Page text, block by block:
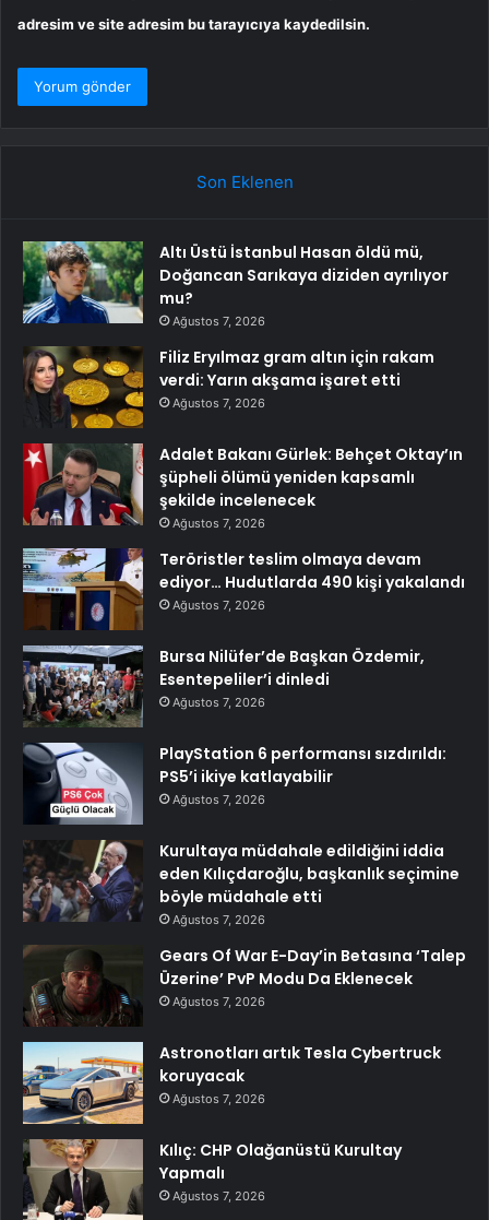
adresim ve site adresim bu tarayıcıya kaydedilsin.
Son Eklenen
Altı Üstü İstanbul Hasan öldü mü,
Doğancan Sarıkaya diziden ayrılıyor
mu?
Ağustos 7, 2026
Filiz Eryılmaz gram altın için rakam
verdi: Yarın akşama işaret etti
Ağustos 7, 2026
Adalet Bakanı Gürlek: Behçet Oktay’ın
şüpheli ölümü yeniden kapsamlı
şekilde incelenecek
Ağustos 7, 2026
Teröristler teslim olmaya devam
ediyor… Hudutlarda 490 kişi yakalandı
Ağustos 7, 2026
Bursa Nilüfer’de Başkan Özdemir,
Esentepeliler’i dinledi
Ağustos 7, 2026
PlayStation 6 performansı sızdırıldı:
PS5’i ikiye katlayabilir
Ağustos 7, 2026
Kurultaya müdahale edildiğini iddia
eden Kılıçdaroğlu, başkanlık seçimine
böyle müdahale etti
Ağustos 7, 2026
Gears Of War E-Day’in Betasına ‘Talep
Üzerine’ PvP Modu Da Eklenecek
Ağustos 7, 2026
Astronotları artık Tesla Cybertruck
koruyacak
Ağustos 7, 2026
Kılıç: CHP Olağanüstü Kurultay
Yapmalı
Ağustos 7, 2026